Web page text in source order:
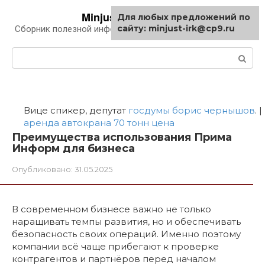
контенту
Minjust-irk.ru
Сборник полезной информации про автомобили
Вице спикер, депутат госдумы борис чернышов. |
аренда автокрана 70 тонн цена
Преимущества использования Прима
Информ для бизнеса
Опубликовано: 31.05.2025
В современном бизнесе важно не только
наращивать темпы развития, но и обеспечивать
безопасность своих операций. Именно поэтому
компании всё чаще прибегают к проверке
контрагентов и партнёров перед началом
Для любых предложений по
сайту: minjust-irk@cp9.ru